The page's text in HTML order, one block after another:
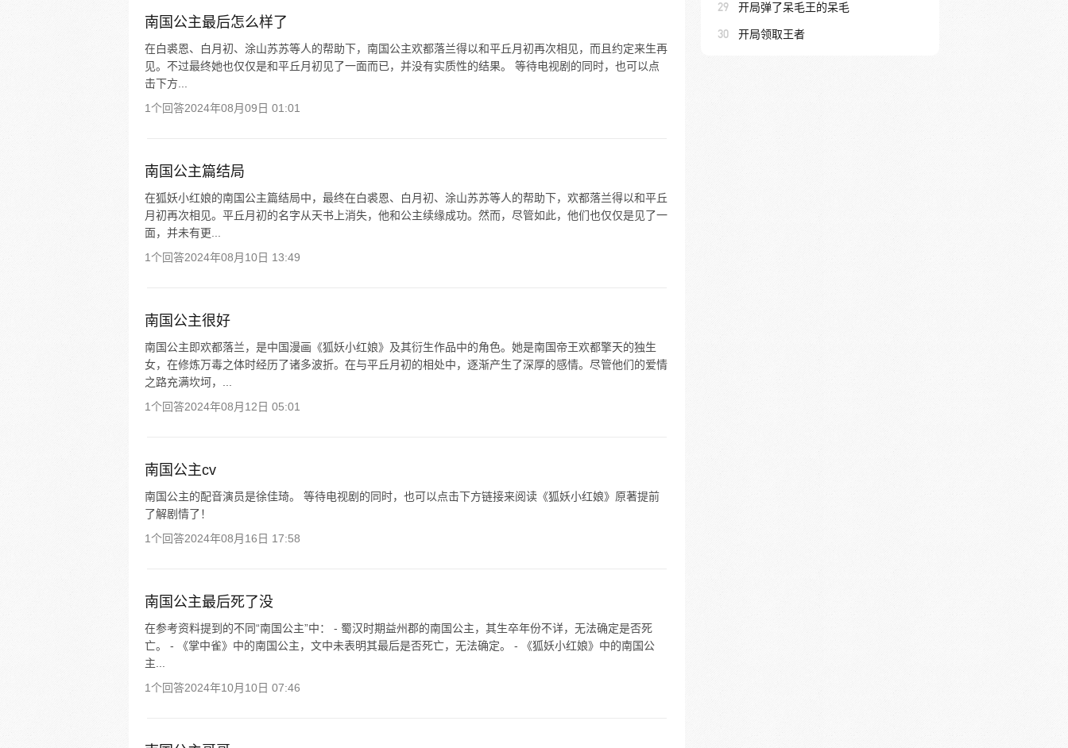
南国公主最后怎么样了
在白裘恩、白月初、涂山苏苏等人的帮助下，南国公主欢都落兰得以和平丘月初再次相见，而且约定来生再
见。不过最终她也仅仅是和平丘月初见了一面而已，并没有实质性的结果。 等待电视剧的同时，也可以点
击下方...
1个回答2024年08月09日 01:01
南国公主篇结局
在狐妖小红娘的南国公主篇结局中，最终在白裘恩、白月初、涂山苏苏等人的帮助下，欢都落兰得以和平丘
月初再次相见。平丘月初的名字从天书上消失，他和公主续缘成功。然而，尽管如此，他们也仅仅是见了一
面，并未有更...
1个回答2024年08月10日 13:49
南国公主很好
南国公主即欢都落兰，是中国漫画《狐妖小红娘》及其衍生作品中的角色。她是南国帝王欢都擎天的独生
女，在修炼万毒之体时经历了诸多波折。在与平丘月初的相处中，逐渐产生了深厚的感情。尽管他们的爱情
之路充满坎坷，...
1个回答2024年08月12日 05:01
南国公主cv
南国公主的配音演员是徐佳琦。 等待电视剧的同时，也可以点击下方链接来阅读《狐妖小红娘》原著提前
了解剧情了！
1个回答2024年08月16日 17:58
南国公主最后死了没
在参考资料提到的不同“南国公主”中： - 蜀汉时期益州郡的南国公主，其生卒年份不详，无法确定是否死
亡。 - 《掌中雀》中的南国公主，文中未表明其最后是否死亡，无法确定。 - 《狐妖小红娘》中的南国公
主...
1个回答2024年10月10日 07:46
29 开局弹了呆毛王的呆毛
30 开局领取王者